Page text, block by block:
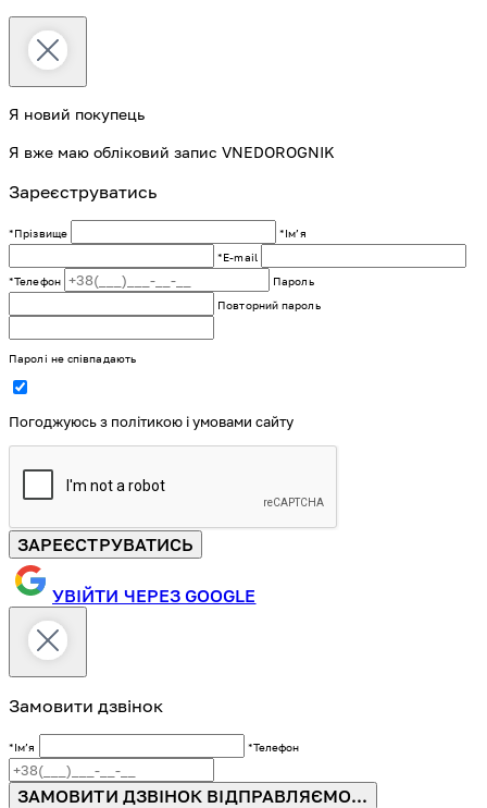
Я новий покупець
Я вже маю обліковий запис VNEDOROGNIK
Зареєструватись
*Прізвище
*Імʼя
*E-mail
*Телефон
Пароль
Повторний пароль
Паролі не співпадають
Погоджуюсь з політикою і умовами сайту
ЗАРЕЄСТРУВАТИСЬ
УВІЙТИ ЧЕРЕЗ GOOGLE
Замовити дзвінок
*Імʼя *Телефон
ЗАМОВИТИ ДЗВІНОК ВІДПРАВЛЯЄМО...